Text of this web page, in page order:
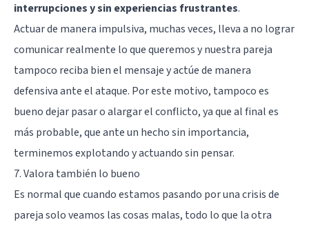
interrupciones y sin experiencias frustrantes.
Actuar de manera impulsiva, muchas veces, lleva a no lograr
comunicar realmente lo que queremos y nuestra pareja
tampoco reciba bien el mensaje y actúe de manera
defensiva ante el ataque. Por este motivo, tampoco es
bueno dejar pasar o alargar el conflicto, ya que al final es
más probable, que ante un hecho sin importancia,
terminemos explotando y actuando sin pensar.
7. Valora también lo bueno
Es normal que cuando estamos pasando por una crisis de
pareja solo veamos las cosas malas, todo lo que la otra